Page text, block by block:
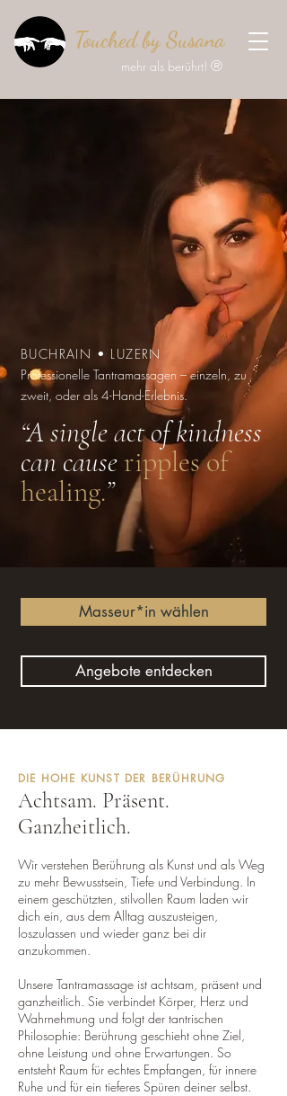
Touched by Susana
mehr als berührt! ®
BUCHRAIN • LUZERN
Professionelle Tantramassagen – einzeln, zu
zweit, oder als 4-Hand-Erlebnis.
“A single act of kindness
can causeripples of
healing.”
Masseur*in wählen
Angebote entdecken
DIE HOHE KUNST DER BERÜHRUNG
Achtsam. Präsent.
Ganzheitlich.
Wir verstehen Berührung als Kunst und als Weg
zu mehr Bewusstsein, Tiefe und Verbindung. In
einem geschützten, stilvollen Raum laden wir
dich ein, aus dem Alltag auszusteigen,
loszulassen und wieder ganz bei dir
anzukommen.
​Unsere Tantramassage ist achtsam, präsent und
ganzheitlich. Sie verbindet Körper, Herz und
Wahrnehmung und folgt der tantrischen
Philosophie: Berührung geschieht ohne Ziel,
ohne Leistung und ohne Erwartungen. So
entsteht Raum für echtes Empfangen, für innere
Ruhe und für ein tieferes Spüren deiner selbst.